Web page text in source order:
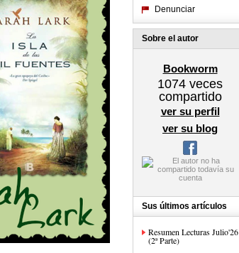
Denunciar
Sobre el autor
Bookworm
1074 veces
compartido
ver su perfil
ver su blog
Sus últimos artículos
Resumen Lecturas Julio'26
(2ª Parte)